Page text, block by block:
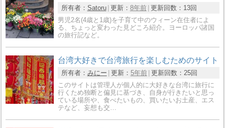
所有者： Satoru 更新： 8年前 更新回数： 13回
男児2名(4歳と1歳)を子育て中のウィーン在住者によ
る、ちょっと変わった見どころ紹介。ヨーロッパ諸国
の旅行記など。
台湾大好きで台湾旅行を楽しむためのサイト
所有者： みにー 更新： 5年前 更新回数： 25回
このサイトは管理人が個人的に大好きな台湾に旅行に
行くため独断と偏見に基づき、自身が行きたいと思っ
ている場所や、食べたいもの、買いたいお土産、エス
テなど、妄想も交…